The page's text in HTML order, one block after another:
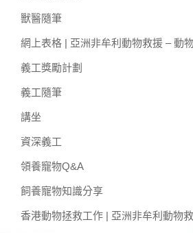
獸醫隨筆
網上表格 | 亞洲非牟利動物救援 – 動
義工獎勵計劃
義工隨筆
講坐
資深義工
領養寵物Q&A
飼養寵物知識分享
香港動物拯救工作 | 亞洲非牟利動物